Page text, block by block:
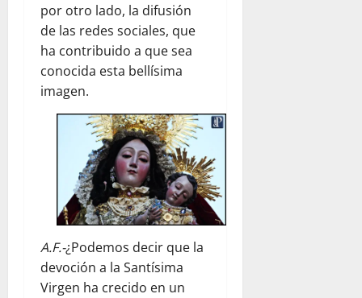
por otro lado, la difusión
de las redes sociales, que
ha contribuido a que sea
conocida esta bellísima
imagen.
A.F.-¿Podemos decir que la
devoción a la Santísima
Virgen ha crecido en un